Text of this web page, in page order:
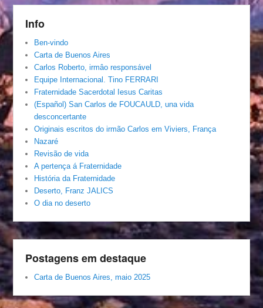
Info
Ben-vindo
Carta de Buenos Aires
Carlos Roberto, irmâo responsável
Equipe Internacional. Tino FERRARI
Fraternidade Sacerdotal Iesus Caritas
(Español) San Carlos de FOUCAULD, una vida
desconcertante
Originais escritos do irmão Carlos em Viviers, França
Nazaré
Revisão de vida
A pertença á Fraternidade
História da Fraternidade
Deserto, Franz JALICS
O dia no deserto
Postagens em destaque
Carta de Buenos Aires, maio 2025